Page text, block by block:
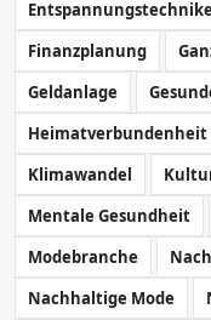
Finanzplanung
Geldanlage
Heimatverbundenheit
Klimawandel
Mentale Gesundheit
Modebranche
Nachhaltige Mode